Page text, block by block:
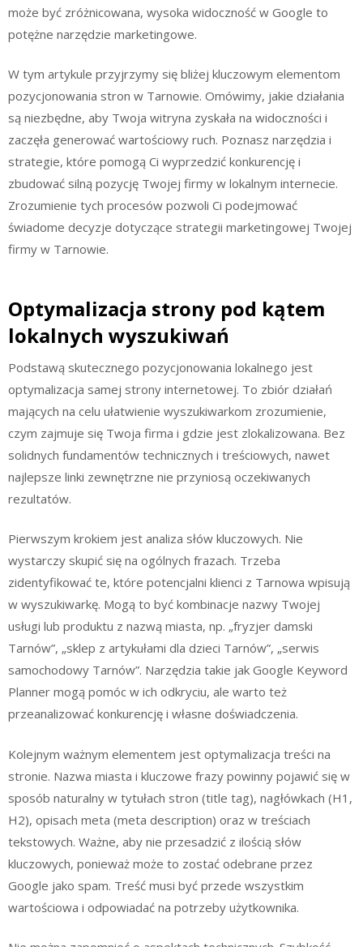
może być zróżnicowana, wysoka widoczność w Google to
potężne narzędzie marketingowe.
W tym artykule przyjrzymy się bliżej kluczowym elementom
pozycjonowania stron w Tarnowie. Omówimy, jakie działania
są niezbędne, aby Twoja witryna zyskała na widoczności i
zaczęła generować wartościowy ruch. Poznasz narzędzia i
strategie, które pomogą Ci wyprzedzić konkurencję i
zbudować silną pozycję Twojej firmy w lokalnym internecie.
Zrozumienie tych procesów pozwoli Ci podejmować
świadome decyzje dotyczące strategii marketingowej Twojej
firmy w Tarnowie.
Optymalizacja strony pod kątem
lokalnych wyszukiwań
Podstawą skutecznego pozycjonowania lokalnego jest
optymalizacja samej strony internetowej. To zbiór działań
mających na celu ułatwienie wyszukiwarkom zrozumienie,
czym zajmuje się Twoja firma i gdzie jest zlokalizowana. Bez
solidnych fundamentów technicznych i treściowych, nawet
najlepsze linki zewnętrzne nie przyniosą oczekiwanych
rezultatów.
Pierwszym krokiem jest analiza słów kluczowych. Nie
wystarczy skupić się na ogólnych frazach. Trzeba
zidentyfikować te, które potencjalni klienci z Tarnowa wpisują
w wyszukiwarkę. Mogą to być kombinacje nazwy Twojej
usługi lub produktu z nazwą miasta, np. „fryzjer damski
Tarnów”, „sklep z artykułami dla dzieci Tarnów”, „serwis
samochodowy Tarnów”. Narzędzia takie jak Google Keyword
Planner mogą pomóc w ich odkryciu, ale warto też
przeanalizować konkurencję i własne doświadczenia.
Kolejnym ważnym elementem jest optymalizacja treści na
stronie. Nazwa miasta i kluczowe frazy powinny pojawić się w
sposób naturalny w tytułach stron (title tag), nagłówkach (H1,
H2), opisach meta (meta description) oraz w treściach
tekstowych. Ważne, aby nie przesadzić z ilością słów
kluczowych, ponieważ może to zostać odebrane przez
Google jako spam. Treść musi być przede wszystkim
wartościowa i odpowiadać na potrzeby użytkownika.